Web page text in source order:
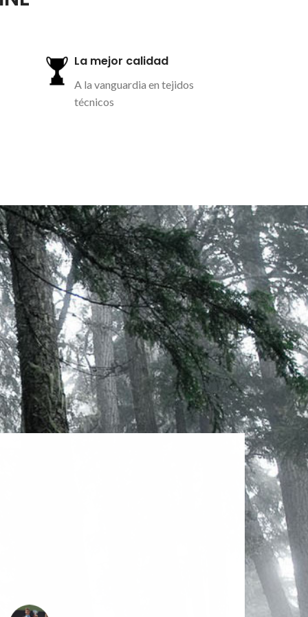
Regulador térmico
Costuras planas y corte vivo sin marcas
ni pliegues
Temperatura recomendada -10ºC a 10ºC
La mejor calidad
A la vanguardia en tejidos
técnicos